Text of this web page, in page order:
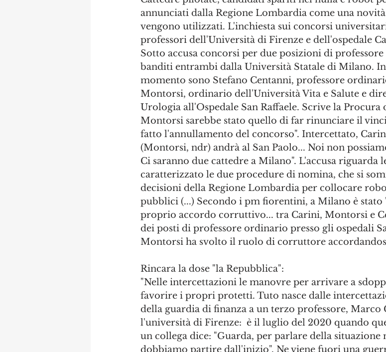
annunciati dalla Regione Lombardia come una
vengono utilizzati. L'inchiesta sui concorsi
professori dell'Università di Firenze e dell'ospedale
Sotto accusa concorsi per due posizioni di
banditi entrambi dalla Università Statale di Milano.
momento sono Stefano Centanni, professore
Montorsi, ordinario dell'Università Vita e Salute e
Urologia all'Ospedale San Raffaele. Scrive la
Montorsi sarebbe stato quello di far rinunciare il
fatto l'annullamento del concorso". Intercettato,
(Montorsi, ndr) andrà al San Paolo... Noi non
Ci saranno due cattedre a Milano". L'accusa riguarda
caratterizzato le due procedure di nomina, che si
decisioni della Regione Lombardia per collocare
pubblici (...) Secondo i pm fiorentini, a Milano è
proprio accordo corruttivo... tra Carini, Montorsi e
dei posti di professore ordinario presso gli ospedali
Montorsi ha svolto il ruolo di corruttore
Rincara la dose "la Repubblica":
"Nelle intercettazioni le manovre per arrivare a
favorire i propri protetti. Tuto nasce dalle
della guardia di finanza a un terzo professore, Marco
l'università di Firenze:  è il luglio del 2020 quando
un collega dice: "Guarda, per parlare della situazione
dobbiamo partire dall'inizio". Ne viene fuori una